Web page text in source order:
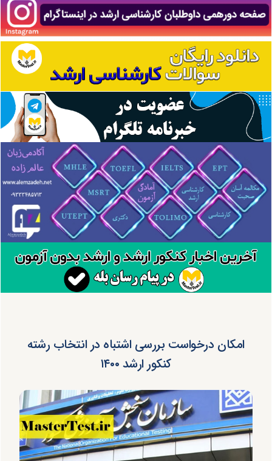
امکان درخواست بررسی اشتباه در انتخاب رشته
کنکور ارشد ۱۴۰۰